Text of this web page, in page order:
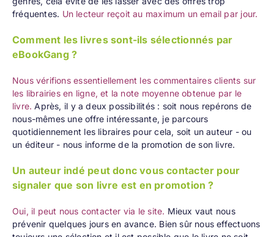
fréquentes. Un lecteur reçoit au maximum un email par jour.
Comment les livres sont-ils sélectionnés par
eBookGang ?
Nous vérifions essentiellement les commentaires clients sur
les librairies en ligne, et la note moyenne obtenue par le
livre. Après, il y a deux possibilités : soit nous repérons de
nous-mêmes une offre intéressante, je parcours
quotidiennement les libraires pour cela, soit un auteur - ou
un éditeur - nous informe de la promotion de son livre.
Un auteur indé peut donc vous contacter pour
signaler que son livre est en promotion ?
Oui, il peut nous contacter via le site. Mieux vaut nous
prévenir quelques jours en avance. Bien sûr nous effectuons